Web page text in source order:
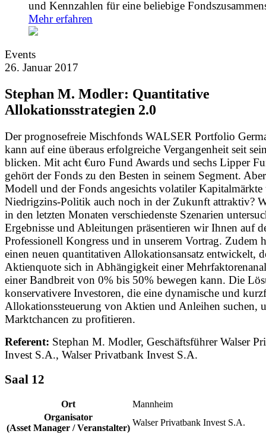
und Kennzahlen für eine beliebige
Mehr erfahren
Events
26. Januar 2017
Stephan M. Modler: Quantitative
Allokationsstrategien 2.0
Der prognosefreie Mischfonds WALSER Portfolio
kann auf eine überaus erfolgreiche Vergangenheit seit
blicken. Mit acht €uro Fund Awards und sechs Lipper
gehört der Fonds zu den Besten in seinem Segment.
Modell und der Fonds angesichts volatiler Kapitalmärkte
Niedrigzins-Politik auch noch in der Zukunft attraktiv?
in den letzten Monaten verschiedenste Szenarien
Ergebnisse und Ableitungen präsentieren wir Ihnen auf
Professionell Kongress und in unserem Vortrag. Zudem
einen neuen quantitativen Allokationsansatz entwickelt,
Aktienquote sich in Abhängigkeit einer
einer Bandbreit von 0% bis 50% bewegen kann. Die
konservativere Investoren, die eine dynamische und
Allokationssteuerung von Aktien und Anleihen suchen,
Marktchancen zu profitieren.
Referent: Stephan M. Modler, Geschäftsführer Walser
Invest S.A., Walser Privatbank Invest S.A.
Saal 12
Ort
Mannheim
Organisator
(Asset Manager / Veranstalter)
Walser Privatbank Invest S.A.